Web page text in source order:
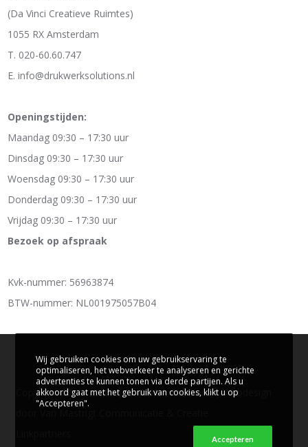
(Da Vinci Creatieve Ruimtes)
1055 RX Amsterdam
T. 020-60.60.747
E. info@drukwerksolutions.nl
Openingstijden:
Maandag 09:30 – 17:30 uur
Dinsdag 09:30 – 17:30 uur
Woensdag 09:30 – 17:30 uur
Donderdag 09:30 – 17:30 uur
Vrijdag 09:30 – 17:30 uur
Bezoek op afspraak
Kvk-nummer: 56963874
BTW-nummer: NL001975057B04
Copyright 2014 - 2019 | Drukwerk Solutions | Webdesign
Van Mastrigt Communicatie & Creatie
Wij gebruiken cookies om uw gebruikservaring te
optimaliseren, het webverkeer te analyseren en gerichte
advertenties te kunnen tonen via derde partijen. Als u
akkoord gaat met het gebruik van cookies, klikt u op
"Accepteren".
Accepteren